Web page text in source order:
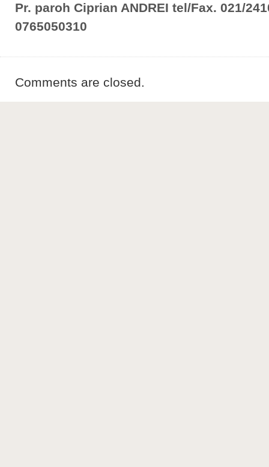
Pr. paroh Ciprian ANDREI tel/Fax. 021/
0765050310
Comments are closed.